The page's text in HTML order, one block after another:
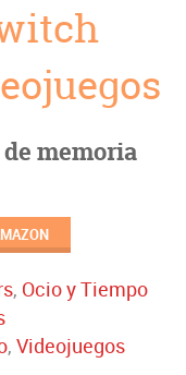
memoria
, Ocio y Tiempo
, Videojuegos